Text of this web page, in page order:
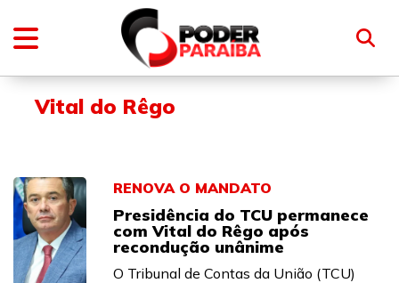
Vital do Rêgo
RENOVA O MANDATO
Presidência do TCU permanece
com Vital do Rêgo após
recondução unânime
O Tribunal de Contas da União (TCU)